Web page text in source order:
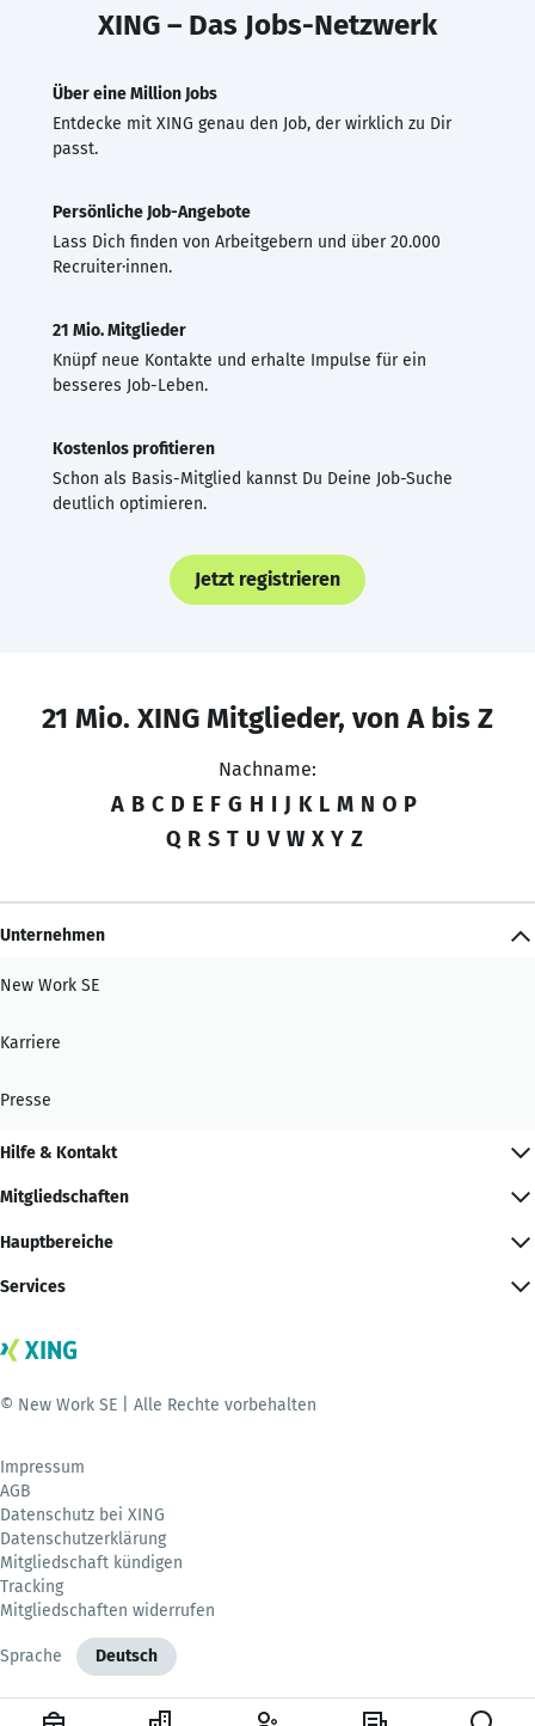
XING – Das Jobs-Netzwerk
Über eine Million Jobs
Entdecke mit XING genau den Job, der wirklich zu Dir
passt.
Persönliche Job-Angebote
Lass Dich finden von Arbeitgebern und über 20.000
Recruiter·innen.
21 Mio. Mitglieder
Knüpf neue Kontakte und erhalte Impulse für ein
besseres Job-Leben.
Kostenlos profitieren
Schon als Basis-Mitglied kannst Du Deine Job-Suche
deutlich optimieren.
Jetzt registrieren
21 Mio. XING Mitglieder, von A bis Z
Nachname:
A B C D E F G H I J K L M N O P
Q R S T U V W X Y Z
Unternehmen
New Work SE
Karriere
Presse
Hilfe & Kontakt
Mitgliedschaften
Hauptbereiche
Services
© New Work SE | Alle Rechte vorbehalten
Impressum
AGB
Datenschutz bei XING
Datenschutzerklärung
Mitgliedschaft kündigen
Tracking
Mitgliedschaften widerrufen
Sprache Deutsch